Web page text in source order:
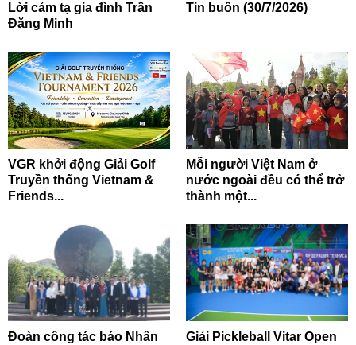
Lời cảm tạ gia đình Trần
Đăng Minh
Tin buồn (30/7/2026)
VGR khởi động Giải Golf
Truyền thống Vietnam &
Friends...
Mỗi người Việt Nam ở
nước ngoài đều có thể trở
thành một...
Đoàn công tác báo Nhân
Giải Pickleball Vitar Open